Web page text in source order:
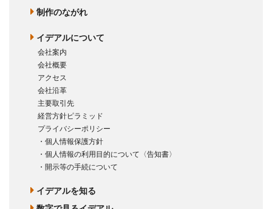
制作のながれ
イデアルについて
会社案内
会社概要
アクセス
会社沿革
主要取引先
経営方針ピラミッド
プライバシーポリシー
・個人情報保護方針
・個人情報の利用目的について〈告知書〉
・開示等の手続について
イデアルを知る